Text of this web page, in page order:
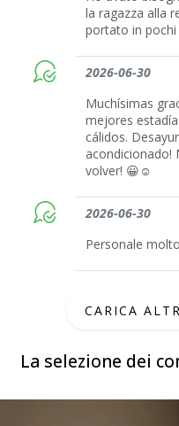
La selezione dei
la ragazza alla
portato in
2026-06-30
Muchísimas
mejores
cálidos.
volver! 😀☺️
2026-06-30
Personale
CARICA